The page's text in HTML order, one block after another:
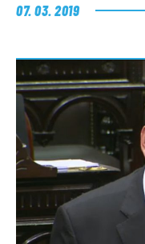
07. 03. 2019